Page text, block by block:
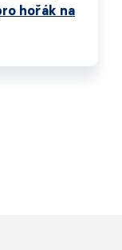
hořák na